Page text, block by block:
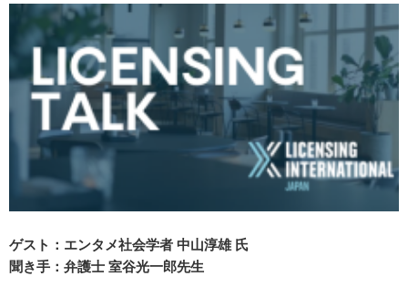
ゲスト：エンタメ社会学者 中山淳雄 氏
聞き手：弁護士 室谷光一郎先生